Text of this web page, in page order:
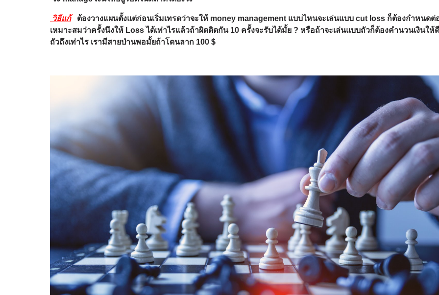
วิธีแก้
ต้องวางแผนตั้งแต่ก่อนเริ่มเทรดว่าจะให้ money management แบบไหนจะเล่นแบบ cut loss ก็ต้องกำหนดต่
เหมาะสมว่าครั้งนึงให้ Loss ได้เท่าไรแล้วถ้าผิดติดกัน 10 ครั้งจะรับได้มั้ย ? หรือถ้าจะเล่นแบบถัวก็ต้องคำนวนเงินให้
ถัวถึงเท่าไร เรามีสายป่านพอมั้ยถ้าโดนลาก 100 $